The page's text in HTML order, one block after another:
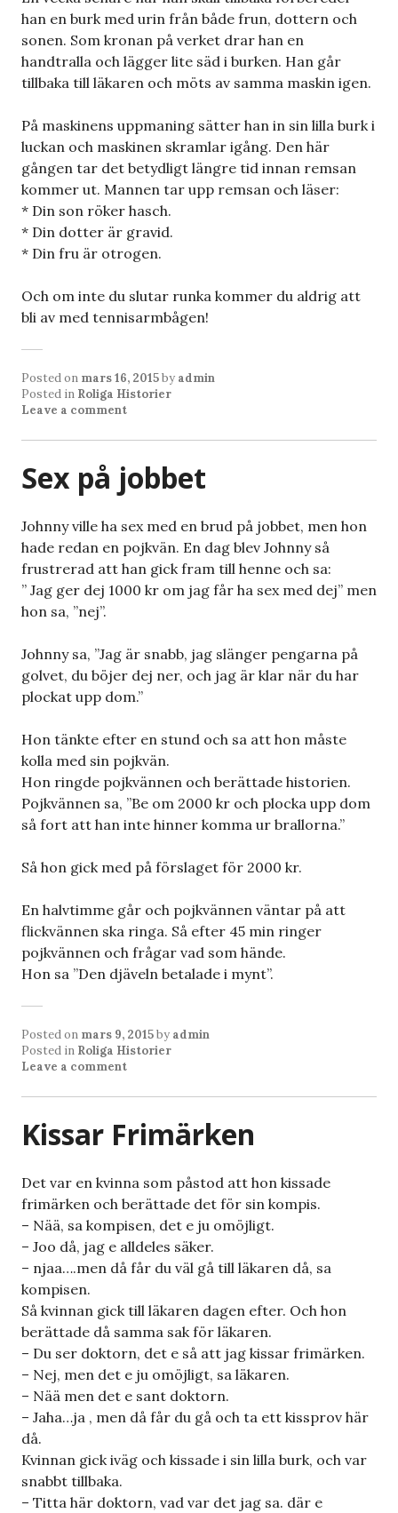
han en burk med urin från både frun, dottern och
sonen. Som kronan på verket drar han en
handtralla och lägger lite säd i burken. Han går
tillbaka till läkaren och möts av samma maskin igen.
På maskinens uppmaning sätter han in sin lilla burk i
luckan och maskinen skramlar igång. Den här
gången tar det betydligt längre tid innan remsan
kommer ut. Mannen tar upp remsan och läser:
* Din son röker hasch.
* Din dotter är gravid.
* Din fru är otrogen.
Och om inte du slutar runka kommer du aldrig att
bli av med tennisarmbågen!
Posted on mars 16, 2015by admin
Posted in Roliga Historier
Leave a comment
Sex på jobbet
Johnny ville ha sex med en brud på jobbet, men hon
hade redan en pojkvän. En dag blev Johnny så
frustrerad att han gick fram till henne och sa:
” Jag ger dej 1000 kr om jag får ha sex med dej” men
hon sa, ”nej”.
Johnny sa, ”Jag är snabb, jag slänger pengarna på
golvet, du böjer dej ner, och jag är klar när du har
plockat upp dom.”
Hon tänkte efter en stund och sa att hon måste
kolla med sin pojkvän.
Hon ringde pojkvännen och berättade historien.
Pojkvännen sa, ”Be om 2000 kr och plocka upp dom
så fort att han inte hinner komma ur brallorna.”
Så hon gick med på förslaget för 2000 kr.
En halvtimme går och pojkvännen väntar på att
flickvännen ska ringa. Så efter 45 min ringer
pojkvännen och frågar vad som hände.
Hon sa ”Den djäveln betalade i mynt”.
Posted on mars 9, 2015by admin
Posted in Roliga Historier
Leave a comment
Kissar Frimärken
Det var en kvinna som påstod att hon kissade
frimärken och berättade det för sin kompis.
– Nää, sa kompisen, det e ju omöjligt.
– Joo då, jag e alldeles säker.
– njaa….men då får du väl gå till läkaren då, sa
kompisen.
Så kvinnan gick till läkaren dagen efter. Och hon
berättade då samma sak för läkaren.
– Du ser doktorn, det e så att jag kissar frimärken.
– Nej, men det e ju omöjligt, sa läkaren.
– Nää men det e sant doktorn.
– Jaha…ja , men då får du gå och ta ett kissprov här
då.
Kvinnan gick iväg och kissade i sin lilla burk, och var
snabbt tillbaka.
– Titta här doktorn, vad var det jag sa. där e